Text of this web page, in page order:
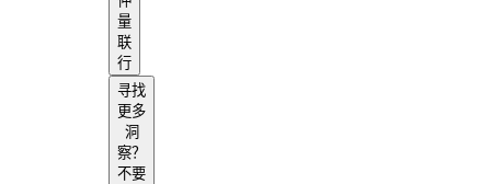
量
联
行
寻找
更多
洞
察？
不要